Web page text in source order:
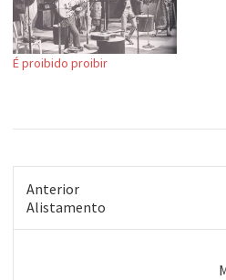
É proibido proibir
Anterior
Post
Alistamento